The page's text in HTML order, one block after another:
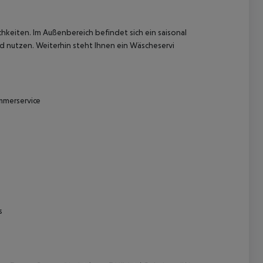
Im Außenbereich befindet sich ein saisonal
Weiterhin steht Ihnen ein Wäscheservi